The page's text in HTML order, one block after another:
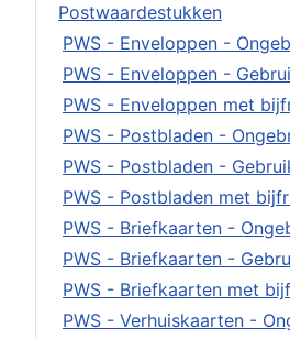
Postwaardestukken
PWS - Enveloppen -
PWS - Enveloppen -
PWS - Enveloppen met
PWS - Postbladen -
PWS - Postbladen -
PWS - Postbladen met
PWS - Briefkaarten -
PWS - Briefkaarten -
PWS - Briefkaarten met
PWS - Verhuiskaarten -